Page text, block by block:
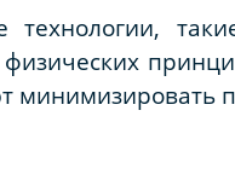
технологии,
минимизировать